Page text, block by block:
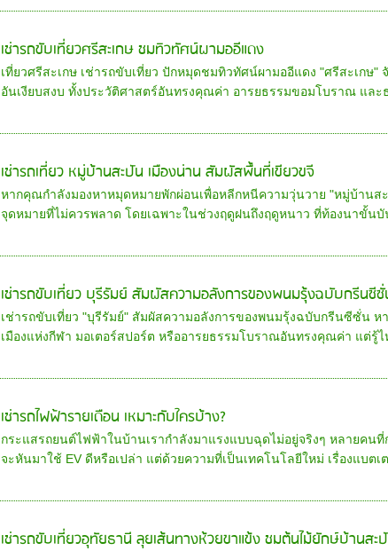
เช่ารถขับเที่ยวศรีสะเกษ ชมทิวทัศน์ผามออีแดง
เที่ยวศรีสะเกษ เช่ารถขับเที่ยว ปักหมุดชมทิวทัศน์ผามออีแดง "ศรีสะเกษ"
อันเงียบสงบ ทั้งประวัติศาสตร์อันทรงคุณค่า อารยธรรมขอมโบราณ และ
เช่ารถเที่ยว หมู่บ้านสะปัน เมืองน่าน สัมผัสพื้นที่เขียวขจี
หากคุณกำลังมองหาหมุดหมายพักผ่อนเพื่อหลีกหนีความวุ่นวาย "หมู่บ้านส
จุดหมายที่ไม่ควรพลาด โดยเฉพาะในช่วงฤดูฝนถึงฤดูหนาว ที่ท้องนาขั้นบั
เช่ารถขับเที่ยว บุรีรัมย์ สัมผัสความอลังการของพนมรุ้งฉบับกรีนซี
เช่ารถขับเที่ยว "บุรีรัมย์" สัมผัสความอลังการของพนมรุ้งฉบับกรีนซีซั่น ห
เมืองแห่งกีฬา มอเตอร์สปอร์ต หรืออารยธรรมโบราณอันทรงคุณค่า แต่รู้ไห
เช่ารถไฟฟ้ารายเดือน เหมาะกับใครบ้าง?
กระแสรถยนต์ไฟฟ้าในบ้านเรากำลังมาแรงแบบฉุดไม่อยู่จริงๆ หลายคนที่
จะหันมาใช้ EV ดีหรือเปล่า แต่ด้วยความที่เป็นเทคโนโลยีใหม่ เรื่องแบตเต
เช่ารถขับเที่ยวอุทัยธานี ลุยเส้นทางห้วยขาแข้ง ชมต้นไม้ยักษ์บ้านสะ